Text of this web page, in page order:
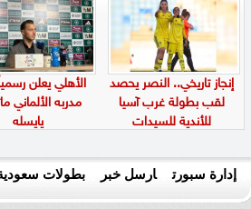
إنجاز تاريخي.. النصر يحصد
لقب بطولة غرب آسيا
للأندية للسيدات
الأهلي يعلن
مدربه الألماني
يايسله
إدارة سبورت ارسل خبر بطولات